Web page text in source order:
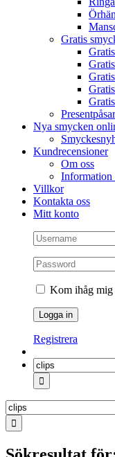
Gratis
Nya smycken
Kundrecensioner
Om oss
Information
Villkor
Kontakta oss
Mitt konto
Kom ihåg mig
Registrera
Sök
efter:
Sök
efter: